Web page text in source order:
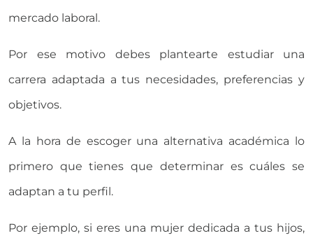
mercado laboral.
Por ese motivo debes plantearte estudiar una
carrera adaptada a tus necesidades, preferencias y
objetivos.
A la hora de escoger una alternativa académica lo
primero que tienes que determinar es cuáles se
adaptan a tu perfil.
Por ejemplo, si eres una mujer dedicada a tus hijos,